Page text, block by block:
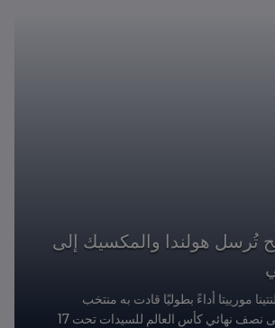
تُرسل هولندا والمكسيك إلى
مورييتا أداءً بطوليًا قادت به منتخب
المكسيك للتأهل إلى نصف نهائي كأس العالم للسيدات تحت 17